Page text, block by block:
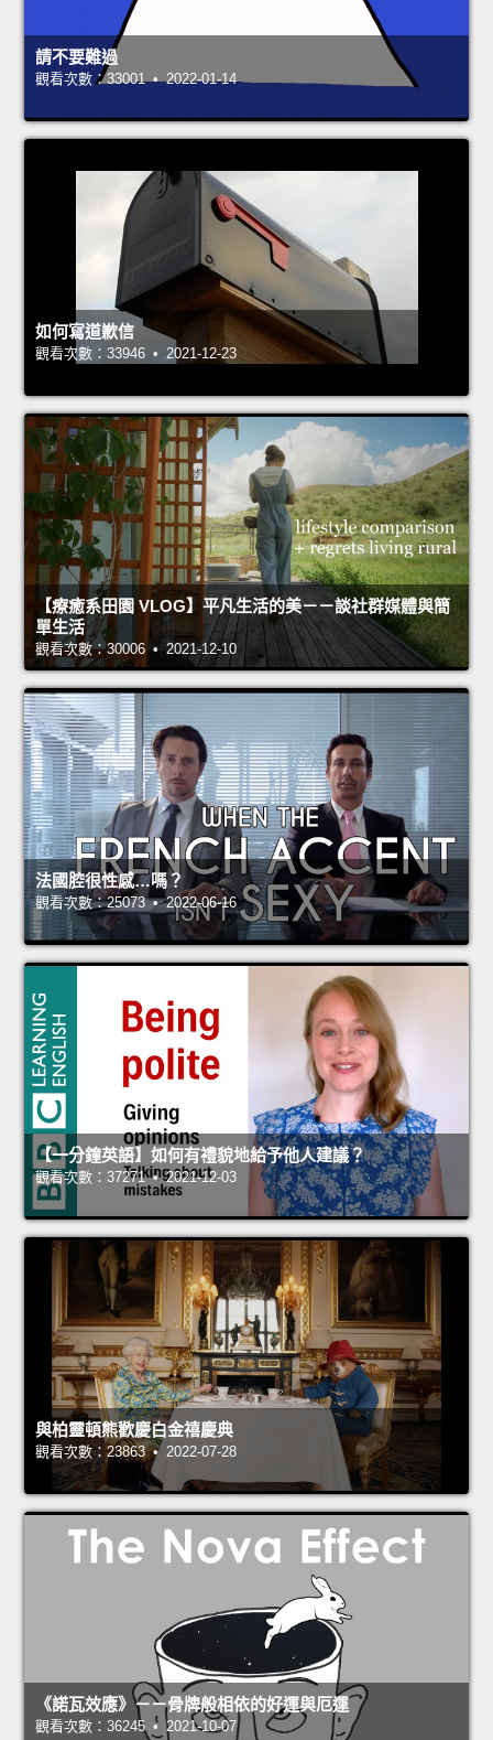
請不要難過
觀看次數：33001 • 2022-01-14
如何寫道歉信
觀看次數：33946 • 2021-12-23
【療癒系田園 VLOG】平凡生活的美－－談社群媒體與簡
單生活
觀看次數：30006 • 2021-12-10
法國腔很性感…嗎？
觀看次數：25073 • 2022-06-16
【一分鐘英語】如何有禮貌地給予他人建議？
觀看次數：37271 • 2021-12-03
與柏靈頓熊歡慶白金禧慶典
觀看次數：23863 • 2022-07-28
《諾瓦效應》－－骨牌般相依的好運與厄運
觀看次數：36245 • 2021-10-07